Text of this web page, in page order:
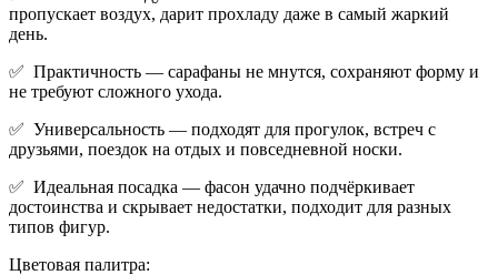
пропускает воздух, дарит прохладу даже в самый жаркий
день.
✅ Практичность — сарафаны не мнутся, сохраняют форму и
не требуют сложного ухода.
✅ Универсальность — подходят для прогулок, встреч с
друзьями, поездок на отдых и повседневной носки.
✅ Идеальная посадка — фасон удачно подчёркивает
достоинства и скрывает недостатки, подходит для разных
типов фигур.
Цветовая палитра: